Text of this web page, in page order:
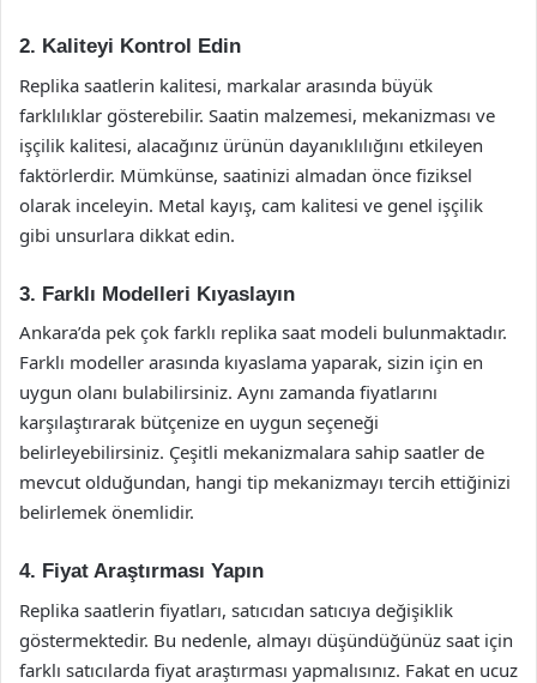
2. Kaliteyi Kontrol Edin
Replika saatlerin kalitesi, markalar arasında büyük
farklılıklar gösterebilir. Saatin malzemesi, mekanizması ve
işçilik kalitesi, alacağınız ürünün dayanıklılığını etkileyen
faktörlerdir. Mümkünse, saatinizi almadan önce fiziksel
olarak inceleyin. Metal kayış, cam kalitesi ve genel işçilik
gibi unsurlara dikkat edin.
3. Farklı Modelleri Kıyaslayın
Ankara’da pek çok farklı replika saat modeli bulunmaktadır.
Farklı modeller arasında kıyaslama yaparak, sizin için en
uygun olanı bulabilirsiniz. Aynı zamanda fiyatlarını
karşılaştırarak bütçenize en uygun seçeneği
belirleyebilirsiniz. Çeşitli mekanizmalara sahip saatler de
mevcut olduğundan, hangi tip mekanizmayı tercih ettiğinizi
belirlemek önemlidir.
4. Fiyat Araştırması Yapın
Replika saatlerin fiyatları, satıcıdan satıcıya değişiklik
göstermektedir. Bu nedenle, almayı düşündüğünüz saat için
farklı satıcılarda fiyat araştırması yapmalısınız. Fakat en ucuz